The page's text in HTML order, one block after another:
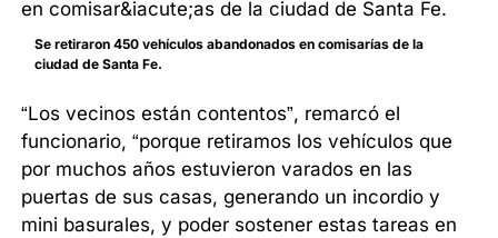
Se retiraron 450 vehículos abandonados en comisarías de la
ciudad de Santa Fe.
“Los vecinos están contentos”, remarcó el
funcionario, “porque retiramos los vehículos que
por muchos años estuvieron varados en las
puertas de sus casas, generando un incordio y
mini basurales, y poder sostener estas tareas en